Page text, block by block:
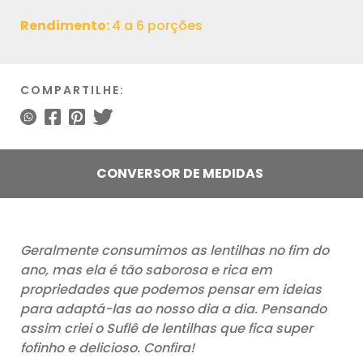
Rendimento:4 a 6 porções
COMPARTILHE:
CONVERSOR DE MEDIDAS
Geralmente consumimos as lentilhas no fim do
ano, mas ela é tão saborosa e rica em
propriedades que podemos pensar em ideias
para adaptá-las ao nosso dia a dia. Pensando
assim criei o Suflê de lentilhas que fica super
fofinho e delicioso. Confira!